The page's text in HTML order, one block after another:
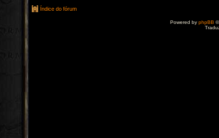
Índice do fórum
Powered by phpBB